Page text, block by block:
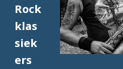
Rock
klas
siek
ers